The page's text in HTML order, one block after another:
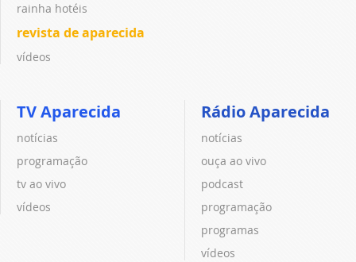
rainha hotéis
revista de aparecida
vídeos
TV Aparecida
notícias
programação
tv ao vivo
vídeos
Rádio Aparecida
notícias
ouça ao vivo
podcast
programação
programas
vídeos